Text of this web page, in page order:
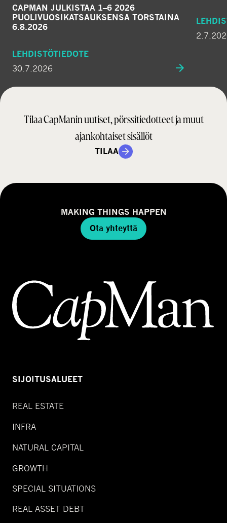
CAPMAN JULKISTAA 1–6 2026
PUOLIVUOSIKATSAUKSENSA TORSTAINA
6.8.2026
LEHDISTÖTIEDOTE
30.7.2026
Tilaa CapManin uutiset, pörssitiedotteet ja muut
ajankohtaiset sisällöt
TILAA
MAKING THINGS HAPPEN
Ota yhteyttä
SIJOITUSALUEET
REAL ESTATE
INFRA
NATURAL CAPITAL
GROWTH
SPECIAL SITUATIONS
REAL ASSET DEBT